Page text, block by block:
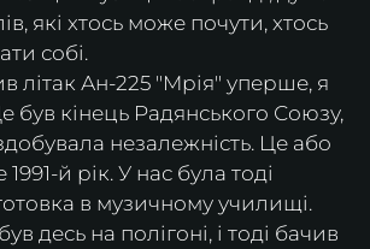
які хтось може почути, хтось
собі.
літак Ан-225 "Мрія" уперше, я
був кінець Радянського Союзу,
незалежність. Це або
й рік. У нас була тоді
в музичному училищі.
десь на полігоні, і тоді бачив